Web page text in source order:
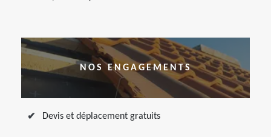
NOS ENGAGEMENTS
Devis et déplacement gratuits